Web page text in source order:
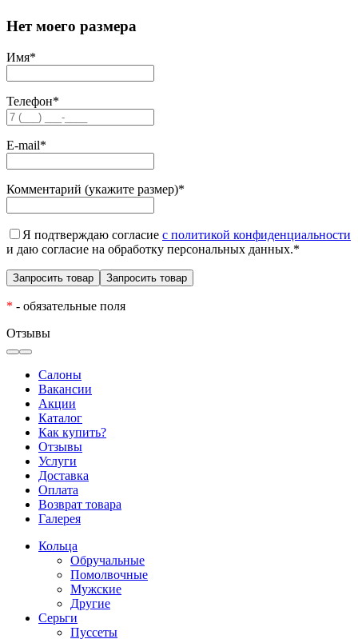
Нет моего размера
Имя*
Телефон*
E-mail*
Комментарий (укажите размер)*
Я подтверждаю согласие с политикой конфиденциальности
и даю согласие на обработку персональных данных.*
* - обязательные поля
Отзывы
Салоны
Вакансии
Акции
Каталог
Как купить?
Отзывы
Услуги
Доставка
Оплата
Возврат товара
Галерея
Кольца
Обручальные
Помолвочные
Мужские
Другие
Серьги
Пуссеты